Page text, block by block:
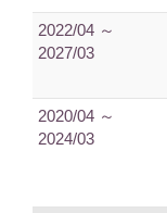
2022/04 ～
2027/03
2020/04 ～
2024/03